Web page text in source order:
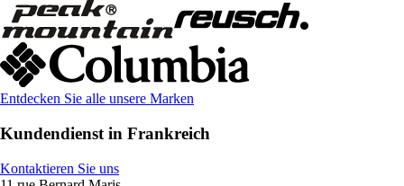
Entdecken Sie alle unsere Marken
Kundendienst in Frankreich
Kontaktieren Sie uns